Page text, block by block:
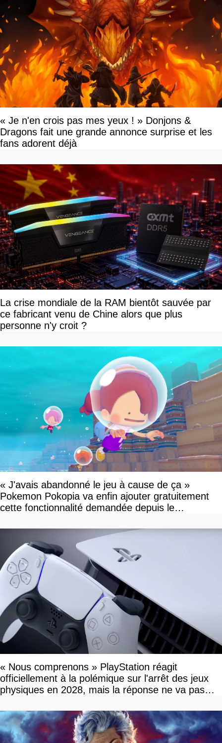
« Je n'en crois pas mes yeux ! » Donjons &
Dragons fait une grande annonce surprise et les
fans adorent déjà
La crise mondiale de la RAM bientôt sauvée par
ce fabricant venu de Chine alors que plus
personne n'y croit ?
« J'avais abandonné le jeu à cause de ça »
Pokemon Pokopia va enfin ajouter gratuitement
cette fonctionnalité demandée depuis le
« Nous comprenons » PlayStation réagit
officiellement à la polémique sur l'arrêt des jeux
physiques en 2028, mais la réponse ne va pas